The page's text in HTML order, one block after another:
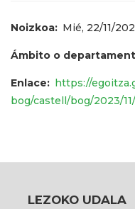
Noizkoa Mié, 22/11/
Ámbito o
Enlace
https://
bog/castell/bog/2023/
LEZOKO UDALA